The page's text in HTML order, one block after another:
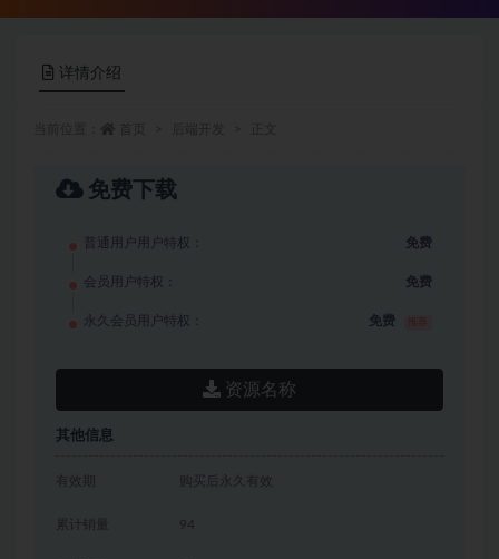
详情介绍
免费下载
普通用户用户特权： 免费
会员用户特权： 免费
永久会员用户特权： 免费
资源名称
其他信息
有效期 购买后永久有效
累计销量 94